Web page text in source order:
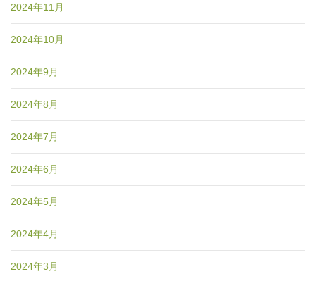
2024年11月
2024年10月
2024年9月
2024年8月
2024年7月
2024年6月
2024年5月
2024年4月
2024年3月